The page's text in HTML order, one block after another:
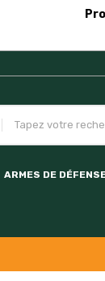
ARMES DE